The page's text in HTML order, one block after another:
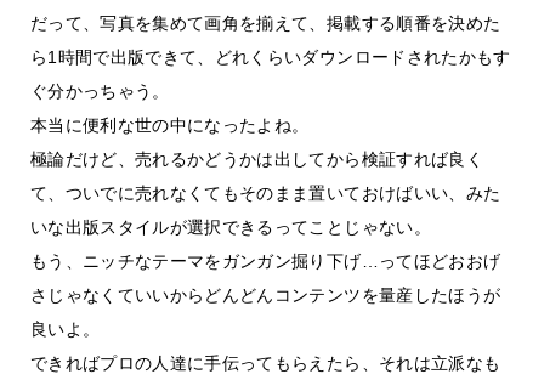
だって、写真を集めて画角を揃えて、掲載する順番を決めた
ら1時間で出版できて、どれくらいダウンロードされたかもす
ぐ分かっちゃう。
本当に便利な世の中になったよね。
極論だけど、売れるかどうかは出してから検証すれば良く
て、ついでに売れなくてもそのまま置いておけばいい、みた
いな出版スタイルが選択できるってことじゃない。
もう、ニッチなテーマをガンガン掘り下げ…ってほどおおげ
さじゃなくていいからどんどんコンテンツを量産したほうが
良いよ。
できればプロの人達に手伝ってもらえたら、それは立派なも